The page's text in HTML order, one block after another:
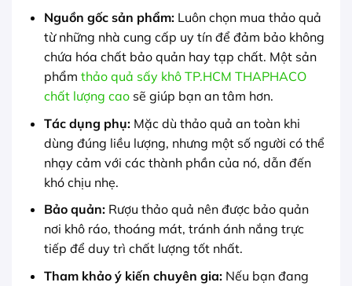
Nguồn gốc sản phẩm:Luôn chọn mua thảo quả
từ những nhà cung cấp uy tín để đảm bảo không
chứa hóa chất bảo quản hay tạp chất. Một sản
phẩm thảo quả sấy khô TP.HCM THAPHACO
chất lượng caosẽ giúp bạn an tâm hơn.
Tác dụng phụ:Mặc dù thảo quả an toàn khi
dùng đúng liều lượng, nhưng một số người có thể
nhạy cảm với các thành phần của nó, dẫn đến
khó chịu nhẹ.
Bảo quản:Rượu thảo quả nên được bảo quản
nơi khô ráo, thoáng mát, tránh ánh nắng trực
tiếp để duy trì chất lượng tốt nhất.
Tham khảo ý kiến chuyên gia:Nếu bạn đang